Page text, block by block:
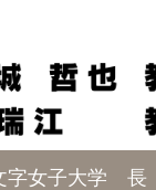
字女子大学 長